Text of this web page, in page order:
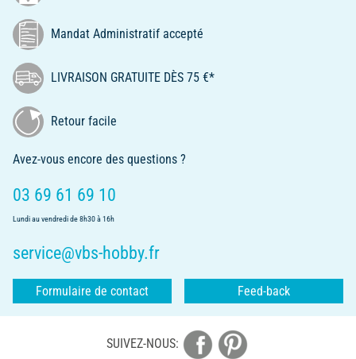
Mandat Administratif accepté
LIVRAISON GRATUITE DÈS 75 €*
Retour facile
Avez-vous encore des questions ?
03 69 61 69 10
Lundi au vendredi de 8h30 à 16h
service@vbs-hobby.fr
Formulaire de contact Feed-back
SUIVEZ-NOUS: